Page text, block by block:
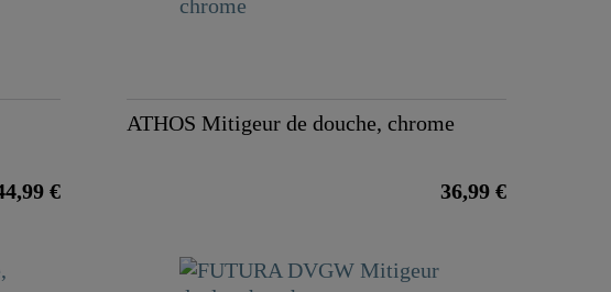
€
ATHOS Mitigeur de douche, chrome
36,99 €